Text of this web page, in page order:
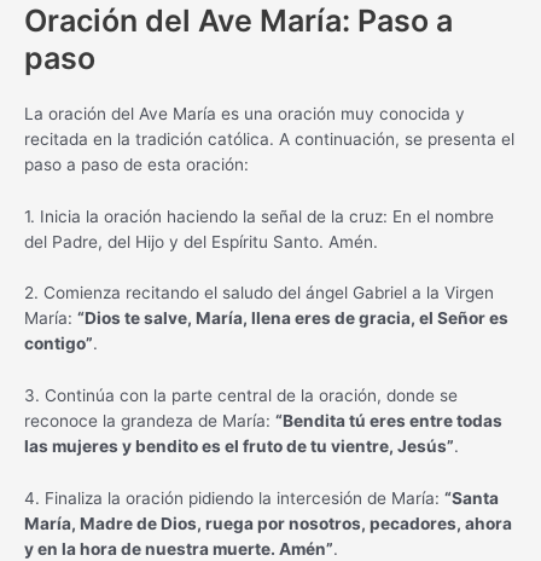
Oración del Ave María: Paso a
paso
La oración del Ave María es una oración muy conocida y
recitada en la tradición católica. A continuación, se presenta el
paso a paso de esta oración:
1. Inicia la oración haciendo la señal de la cruz: En el nombre
del Padre, del Hijo y del Espíritu Santo. Amén.
2. Comienza recitando el saludo del ángel Gabriel a la Virgen
María: “Dios te salve, María, llena eres de gracia, el Señor es
contigo”.
3. Continúa con la parte central de la oración, donde se
reconoce la grandeza de María: “Bendita tú eres entre todas
las mujeres y bendito es el fruto de tu vientre, Jesús”.
4. Finaliza la oración pidiendo la intercesión de María: “Santa
María, Madre de Dios, ruega por nosotros, pecadores, ahora
y en la hora de nuestra muerte. Amén”.